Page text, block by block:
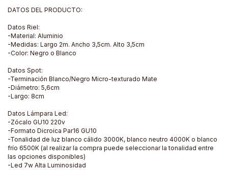
DATOS DEL PRODUCTO:
Datos Riel:
-Material: Aluminio
-Medidas: Largo 2m. Ancho 3,5cm. Alto 3,5cm
-Color: Negro o Blanco
Datos Spot:
-Terminación Blanco/Negro Micro-texturado Mate
-Diámetro: 5,6cm
-Largo: 8cm
Datos Lámpara Led:
-Zócalo GU10 220v
-Formato Dicroica Par16 GU10
-Tonalidad de luz blanco cálido 3000K, blanco neutro 4000K o blanco
frío 6500K (al realizar la compra puede seleccionar la tonalidad entre
las opciones disponibles)
-Led 7w Alta Luminosidad